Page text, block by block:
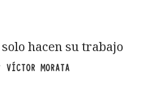
hacen su trabajo
VÍCTOR MORATA